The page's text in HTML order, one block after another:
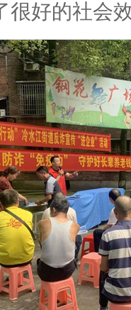
很好的社会